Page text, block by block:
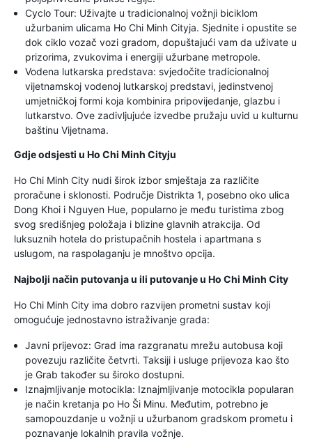
Cyclo Tour: Uživajte u tradicionalnoj vožnji biciklom
užurbanim ulicama Ho Chi Minh Cityja. Sjednite i opustite se
dok ciklo vozač vozi gradom, dopuštajući vam da uživate u
prizorima, zvukovima i energiji užurbane metropole.
Vodena lutkarska predstava: svjedočite tradicionalnoj
vijetnamskoj vodenoj lutkarskoj predstavi, jedinstvenoj
umjetničkoj formi koja kombinira pripovijedanje, glazbu i
lutkarstvo. Ove zadivljujuće izvedbe pružaju uvid u kulturnu
baštinu Vijetnama.
Gdje odsjesti u Ho Chi Minh Cityju
Ho Chi Minh City nudi širok izbor smještaja za različite
proračune i sklonosti. Područje Distrikta 1, posebno oko ulica
Dong Khoi i Nguyen Hue, popularno je među turistima zbog
svog središnjeg položaja i blizine glavnih atrakcija. Od
luksuznih hotela do pristupačnih hostela i apartmana s
uslugom, na raspolaganju je mnoštvo opcija.
Najbolji način putovanja u ili putovanje u Ho Chi Minh City
Ho Chi Minh City ima dobro razvijen prometni sustav koji
omogućuje jednostavno istraživanje grada:
Javni prijevoz: Grad ima razgranatu mrežu autobusa koji
povezuju različite četvrti. Taksiji i usluge prijevoza kao što
je Grab također su široko dostupni.
Iznajmljivanje motocikla: Iznajmljivanje motocikla popularan
je način kretanja po Ho Ši Minu. Međutim, potrebno je
samopouzdanje u vožnji u užurbanom gradskom prometu i
poznavanje lokalnih pravila vožnje.